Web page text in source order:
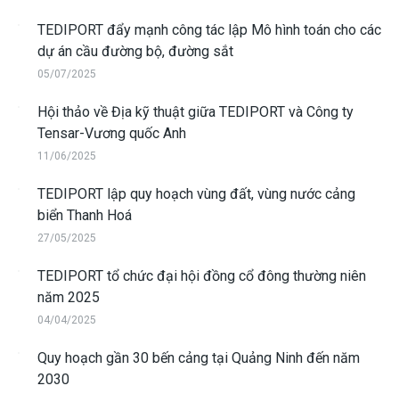
TEDIPORT đẩy mạnh công tác lập Mô hình toán cho các
dự án cầu đường bộ, đường sắt
05/07/2025
Hội thảo về Địa kỹ thuật giữa TEDIPORT và Công ty
Tensar-Vương quốc Anh
11/06/2025
TEDIPORT lập quy hoạch vùng đất, vùng nước cảng
biển Thanh Hoá
27/05/2025
TEDIPORT tổ chức đại hội đồng cổ đông thường niên
năm 2025
04/04/2025
Quy hoạch gần 30 bến cảng tại Quảng Ninh đến năm
2030